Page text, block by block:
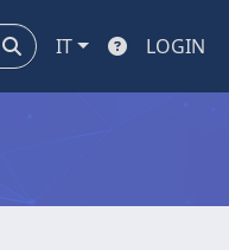
IT LOGIN